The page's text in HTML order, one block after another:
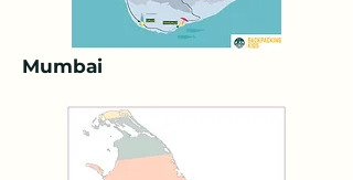
Mumbai